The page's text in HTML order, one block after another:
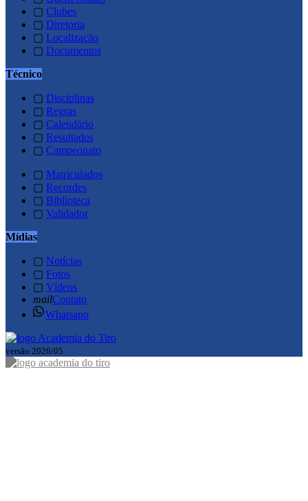
▢ Clubes
▢ Diretoria
▢ Localização
▢ Documentos
Técnico
▢ Disciplinas
▢ Regras
▢ Calendário
▢ Resultados
▢ Campeonato
▢ Matriculados
▢ Recordes
▢ Biblioteca
▢ Validador
Mídias
▢ Notícias
▢ Fotos
▢ Vídeos
mailContato
Whatsapp
versão 2026/05